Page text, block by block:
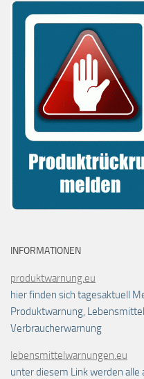
INFORMATIONEN
produktwarnung.eu
hier finden sich tagesaktuell
Produktwarnung,
Verbraucherwarnung
lebensmittelwarnungen.eu
unter diesem Link werden